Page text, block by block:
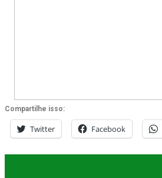
Compartilhe isso:
Twitter Facebook